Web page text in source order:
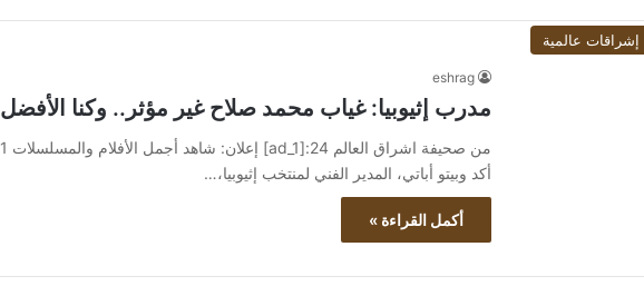
إشراقات عالمية
eshrag
مدرب إثيوبيا: غياب محمد صلاح غير مؤثر.. وكنا الأفضل
أكد وبيتو أباتي، المدير الفني لمنتخب إثيوبيا،…
أكمل القراءة »